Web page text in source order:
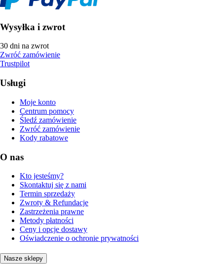
Wysyłka i zwrot
30 dni na zwrot
Zwróć zamówienie
Trustpilot
Usługi
Moje konto
Centrum pomocy
Śledź zamówienie
Zwróć zamówienie
Kody rabatowe
O nas
Kto jesteśmy?
Skontaktuj się z nami
Termin sprzedaży
Zwroty & Refundacje
Zastrzeżenia prawne
Metody płatności
Ceny i opcje dostawy
Oświadczenie o ochronie prywatności
Nasze sklepy